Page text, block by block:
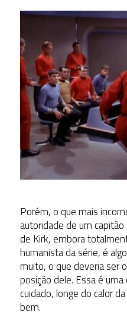
Porém, o que mais
autoridade de um
de Kirk, embora
humanista da série, é
muito, o que deveria ser
posição dele. Essa é
cuidado, longe do calor
bem.